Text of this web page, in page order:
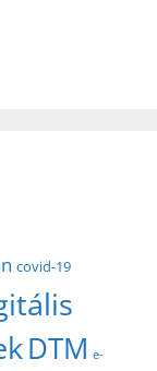
covid-19
DTM e-